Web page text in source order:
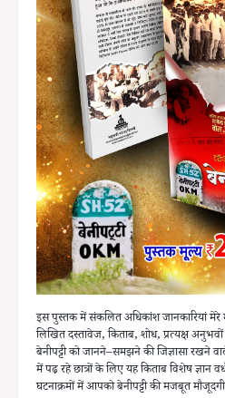
इस पुस्तक में संकलित अधिकांश जानकारियां
लिखित दस्तावेज, किताब, शोध, प्रत्यक्ष
बेनीपट्टी को जानने–समझने की जिज्ञासा रखने
में पढ़ रहे छात्रों के लिए यह किताब विशेष ज्ञान
घटनाक्रमों में आपको बेनीपट्टी की मजबूत